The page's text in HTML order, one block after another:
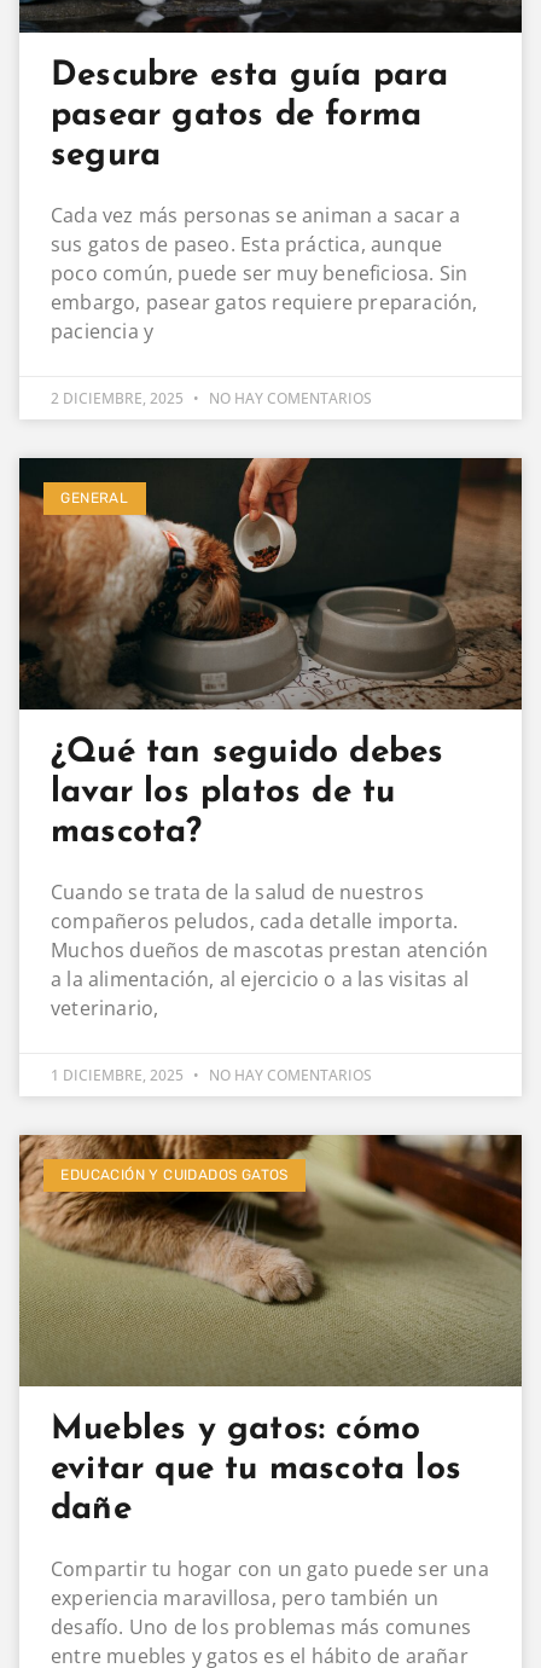
Descubre esta guía para
pasear gatos de forma
segura
Cada vez más personas se animan a sacar a
sus gatos de paseo. Esta práctica, aunque
poco común, puede ser muy beneficiosa. Sin
embargo, pasear gatos requiere preparación,
paciencia y
2 DICIEMBRE, 2025 NO HAY COMENTARIOS
GENERAL
¿Qué tan seguido debes
lavar los platos de tu
mascota?
Cuando se trata de la salud de nuestros
compañeros peludos, cada detalle importa.
Muchos dueños de mascotas prestan atención
a la alimentación, al ejercicio o a las visitas al
veterinario,
1 DICIEMBRE, 2025 NO HAY COMENTARIOS
EDUCACIÓN Y CUIDADOS GATOS
Muebles y gatos: cómo
evitar que tu mascota los
dañe
Compartir tu hogar con un gato puede ser una
experiencia maravillosa, pero también un
desafío. Uno de los problemas más comunes
entre muebles y gatos es el hábito de arañar